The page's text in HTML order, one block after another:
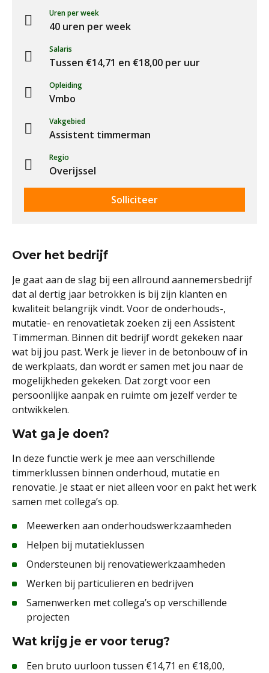
Uren per week
40 uren per week
Salaris
Tussen €14,71 en €18,00 per uur
Opleiding
Vmbo
Vakgebied
Assistent timmerman
Regio
Overijssel
Solliciteer
Over het bedrijf
Je gaat aan de slag bij een allround aannemersbedrijf
dat al dertig jaar betrokken is bij zijn klanten en
kwaliteit belangrijk vindt. Voor de onderhouds-,
mutatie- en renovatietak zoeken zij een Assistent
Timmerman. Binnen dit bedrijf wordt gekeken naar
wat bij jou past. Werk je liever in de betonbouw of in
de werkplaats, dan wordt er samen met jou naar de
mogelijkheden gekeken. Dat zorgt voor een
persoonlijke aanpak en ruimte om jezelf verder te
ontwikkelen.
Wat ga je doen?
In deze functie werk je mee aan verschillende
timmerklussen binnen onderhoud, mutatie en
renovatie. Je staat er niet alleen voor en pakt het werk
samen met collega’s op.
Meewerken aan onderhoudswerkzaamheden
Helpen bij mutatieklussen
Ondersteunen bij renovatiewerkzaamheden
Werken bij particulieren en bedrijven
Samenwerken met collega’s op verschillende
projecten
Wat krijg je er voor terug?
Een bruto uurloon tussen €14,71 en €18,00,